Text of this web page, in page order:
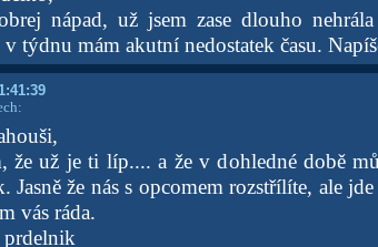
nápad, už jsem zase dlouho nehrála
v týdnu mám akutní nedostatek času.
že už je ti líp.... a že v dohledné době
Jasně že nás s opcomem rozstřílíte, ale
vás ráda.